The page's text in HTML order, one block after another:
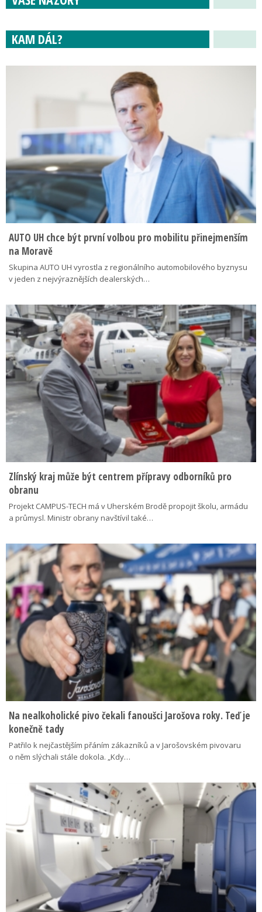
KAM DÁL?
AUTO UH chce být první volbou pro mobilitu přinejmenším
na Moravě
Skupina AUTO UH vyrostla z regionálního automobilového byznysu
v jeden z nejvýraznějších dealerských…
Zlínský kraj může být centrem přípravy odborníků pro
obranu
Projekt CAMPUS-TECH má v Uherském Brodě propojit školu, armádu
a průmysl. Ministr obrany navštívil také…
Na nealkoholické pivo čekali fanoušci Jarošova roky. Teď je
konečně tady
Patřilo k nejčastějším přáním zákazníků a v Jarošovském pivovaru
o něm slýchali stále dokola. „Kdy…